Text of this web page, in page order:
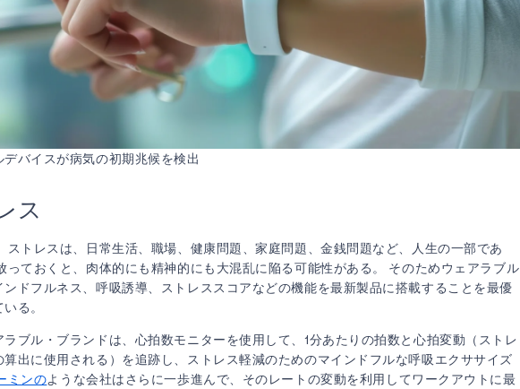
デバイスが病気の初期兆候を検出
ス
ストレスは、日常生活、職場、健康問題、家庭問題、金銭問題など、人生の一部であ
っておくと、肉体的にも精神的にも大混乱に陥る可能性がある。 そのためウェアラブル
ンドフルネス、呼吸誘導、ストレススコアなどの機能を最新製品に搭載することを最優
る。
ラブル・ブランドは、心拍数モニターを使用して、1分あたりの拍数と心拍変動（ストレ
算出に使用される）を追跡し、ストレス軽減のためのマインドフルな呼吸エクササイズ
ミンのような会社はさらに一歩進んで、そのレートの変動を利用してワークアウトに最